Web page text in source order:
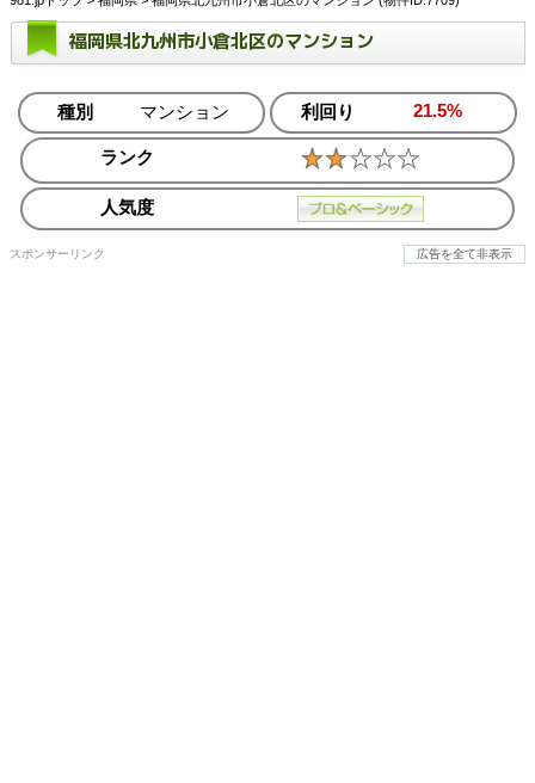
福岡県北九州市小倉北区のマンション
種別 マンション 利回り 21.5%
ランク
人気度
スポンサーリンク 広告を全て非表示